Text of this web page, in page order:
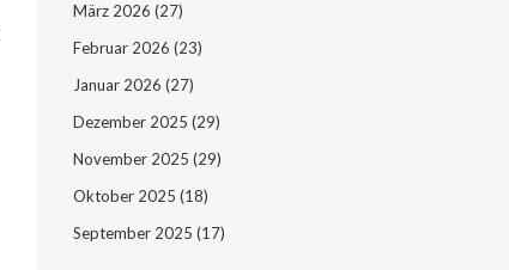
März 2026 (27)
Februar 2026 (23)
Januar 2026 (27)
Dezember 2025 (29)
November 2025 (29)
Oktober 2025 (18)
September 2025 (17)